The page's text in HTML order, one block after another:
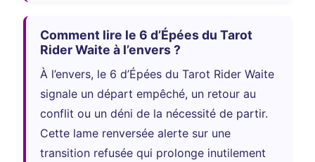
Comment lire le 6 d’Épées du Tarot
Rider Waite à l’envers ?
À l’envers, le 6 d’Épées du Tarot Rider Waite
signale un départ empêché, un retour au
conflit ou un déni de la nécessité de partir.
Cette lame renversée alerte sur une
transition refusée qui prolonge inutilement